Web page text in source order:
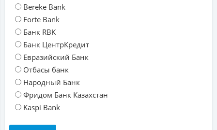
Bereke Bank
Forte Bank
Банк RBK
Банк ЦентрКредит
Евразийский Банк
Отбасы банк
Народный Банк
Фридом Банк Казахстан
Kaspi Bank